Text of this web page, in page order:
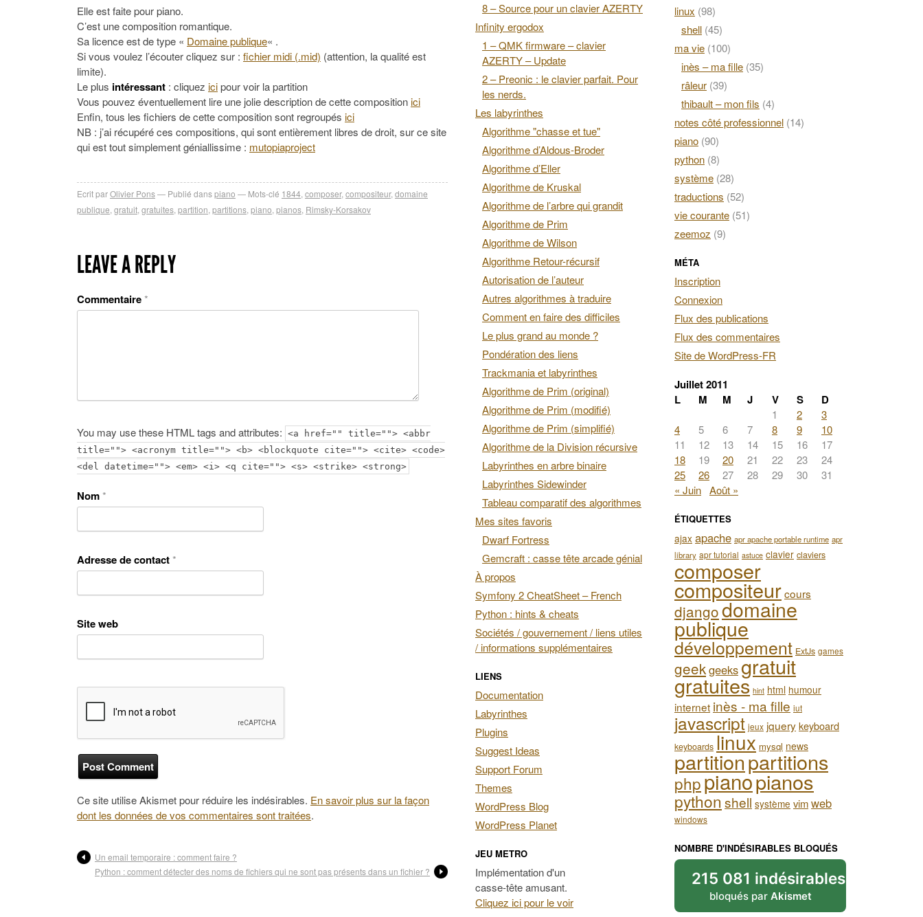
Elle est faite pour piano.
C’est une composition romantique.
Sa licence est de type « Domaine publique« .
Si vous voulez l’écouter cliquez sur : fichier midi (.mid) (attention, la qualité est
limite).
Le plus intéressant : cliquez icipour voir la partition
Vous pouvez éventuellement lire une jolie description de cette compositionici
Enfin, tous les fichiers de cette composition sont regroupés ici
NB : j’ai récupéré ces compositions, qui sont entièrement libres de droit, sur ce site
qui est tout simplement géniallissime : mutopiaproject
Ecrit parOlivier Pons Publié danspiano Mots-clé 1844 composer, compositeur, domaine
publique gratuit gratuites partition partitions piano pianos Rimsky-Korsakov
LEAVE A REPLY
Commentaire*
You may use these HTML tags and attributes: <a href="" title=""> <abbr
title=""> <acronym title=""> <b> <blockquote cite=""> <cite> <code>
<del datetime=""> <em> <i> <q cite=""> <s> <strike> <strong>
Nom*
Adresse de contact*
Site web
Ce site utilise Akismet pour réduire les indésirables. En savoir plus sur la façon
dont les données de vos commentaires sont traitées.
Un email temporaire : comment faire ?
Python : comment détecter des noms de fichiers qui ne sont pas présents dans un fichier ?
8 – Source pour un clavier AZERTY
Infinity ergodox
1 – QMK firmware – clavier
AZERTY – Update
2 – Preonic : le clavier parfait. Pour
les nerds.
Les labyrinthes
Algorithme "chasse et tue"
Algorithme d’Aldous-Broder
Algorithme d’Eller
Algorithme de Kruskal
Algorithme de l’arbre qui grandit
Algorithme de Prim
Algorithme de Wilson
Algorithme Retour-récursif
Autorisation de l’auteur
Autres algorithmes à traduire
Comment en faire des difficiles
Le plus grand au monde ?
Pondération des liens
Trackmania et labyrinthes
Algorithme de Prim (original)
Algorithme de Prim (modifié)
Algorithme de Prim (simplifié)
Algorithme de la Division récursive
Labyrinthes en arbre binaire
Labyrinthes Sidewinder
Tableau comparatif des algorithmes
Mes sites favoris
Dwarf Fortress
Gemcraft : casse tête arcade génial
À propos
Symfony 2 CheatSheet – French
Python : hints & cheats
Sociétés / gouvernement / liens utiles
/ informations supplémentaires
LIENS
Documentation
Labyrinthes
Plugins
Suggest Ideas
Support Forum
Themes
WordPress Blog
WordPress Planet
JEU METRO
Implémentation d'un
casse-tête amusant.
Cliquez ici pour le voir
linux (98)
shell (45)
ma vie (100)
inès – ma fille (35)
râleur (39)
thibault – mon fils (4)
notes côté professionnel (14)
piano (90)
python (8)
système (28)
traductions (52)
vie courante (51)
zeemoz (9)
MÉTA
Inscription
Connexion
Flux des publications
Flux des commentaires
Site de WordPress-FR
Juillet 2011
L
M M J V S D
1 2
3
4
5 6 7 8 9
10
11
12 13 14 15 16
17
18
19 20 21 22 23
24
25
26 27 28 29 30
31
« Juin Août »
ÉTIQUETTES
ajax apache apr apache portable runtime apr
library apr tutorial astuce clavier claviers
composer
compositeurcours
djangodomaine
publique
développement ExtJs games
geekgeeksgratuit
gratuites hint html humour
internet inès - ma fille iut
javascript jeux jquerykeyboard
keyboards linux mysql news
partitionpartitions
phppianopianos
python shell système vimweb
windows
NOMBRE D'INDÉSIRABLES BLOQUÉS
215 081 indésirables
bloqués par Akismet